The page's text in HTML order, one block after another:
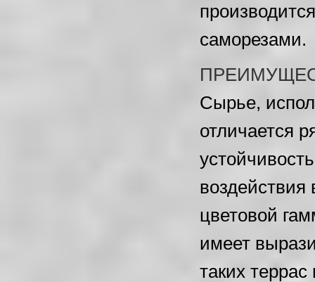
саморезами.
Сырье,
отличается
цветовой
имеет
таких